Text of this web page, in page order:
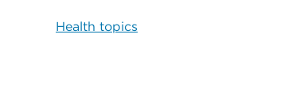
Health topics